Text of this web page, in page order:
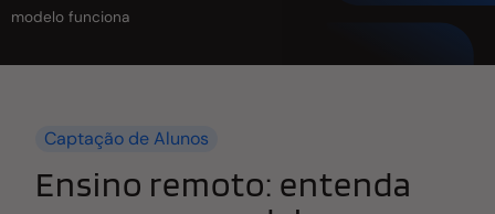
modelo funciona
Captação de Alunos
Ensino remoto: entenda